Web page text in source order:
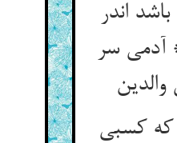
اندر
سر
والدین
که کسبی